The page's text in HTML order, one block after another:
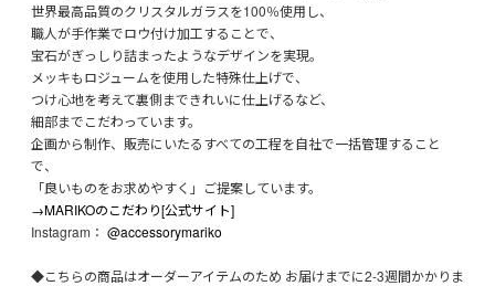
世界最高品質のクリスタルガラスを100％使用し、
職人が手作業でロウ付け加工することで、
宝石がぎっしり詰まったようなデザインを実現。
メッキもロジュームを使用した特殊仕上げで、
つけ心地を考えて裏側まできれいに仕上げるなど、
細部までこだわっています。
企画から制作、販売にいたるすべての工程を自社で一括管理すること
で、
「良いものをお求めやすく」ご提案しています。
→MARIKOのこだわり[公式サイト]
Instagram： @accessorymariko
◆こちらの商品はオーダーアイテムのため お届けまでに2-3週間かかりま